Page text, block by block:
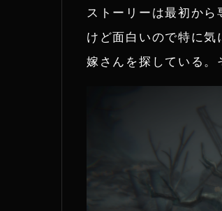
ストーリーは最初か
けど面白いので特に
嫁さんを探している。